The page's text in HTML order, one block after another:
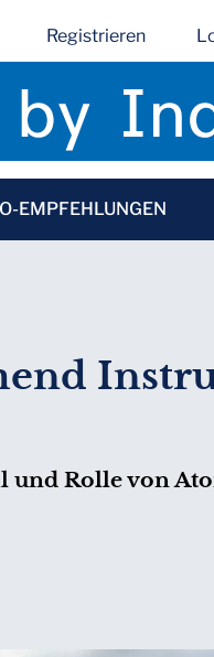
Registrieren
EMPFEHLUNGEN
und Rolle von